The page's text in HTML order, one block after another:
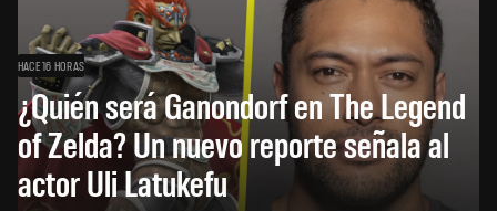
HACE 16 HORAS
¿Quién será Ganondorf en The Legend
of Zelda? Un nuevo reporte señala al
actor Uli Latukefu